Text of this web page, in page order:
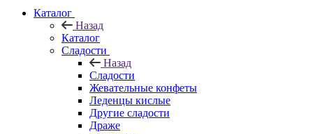
Каталог
Назад
Каталог
Сладости
Назад
Сладости
Жевательные конфеты
Леденцы кислые
Другие сладости
Драже